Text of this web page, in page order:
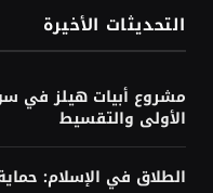
التحديثات الأخيرة
مشروع أبيات هيلز في
الأولى والتقسيط
الطلاق في الإسلام: